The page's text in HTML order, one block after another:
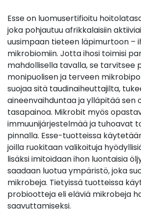
Esse on luomusertifioitu
joka pohjautuu afrikkalaisiin
uusimpaan tieteen läpimurtoon –
mikrobiomiin. Jotta ihosi toimisi
mahdollisella tavalla, se tarvitsee
monipuolisen ja terveen
suojaa sitä taudinaiheuttajilta,
aineenvaihduntaa ja ylläpitää sen
tasapainoa. Mikrobit myös
immuunijärjestelmää ja tuhoavat
pinnalla. Esse-tuotteissa
joilla ruokitaan valikoituja
lisäksi imitoidaan ihon luontaisia
saadaan luotua ympäristö, joka
mikrobeja. Tietyissä tuotteissa
probiootteja eli eläviä mikrobeja
saavuttamiseksi.